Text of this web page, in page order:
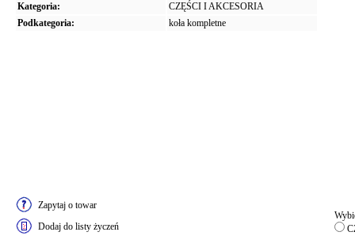
Kategoria:
CZĘŚCI I AKCESORIA
Podkategoria:
koła kompletne
Zapytaj o towar
Dodaj do listy życzeń